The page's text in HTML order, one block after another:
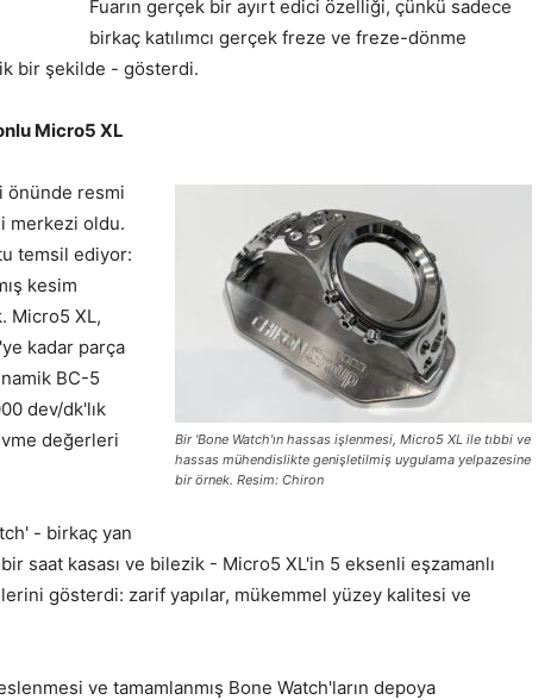
Fuarın gerçek bir ayırt edici özelliği, çünkü sadece
birkaç katılımcı gerçek freze ve freze-dönme
bir şekilde - gösterdi.
Micro5 XL
Bir 'Bone Watch'ın hassas işlenmesi, Micro5 XL ile tıbbi ve
hassas mühendislikte genişletilmiş uygulama yelpazesine
bir örnek. Resim: Chiron
önünde resmi
merkezi oldu.
temsil ediyor:
kesim
Micro5 XL,
kadar parça
BC-5
dev/dk'lık
değerleri
- birkaç yan
saat kasası ve bilezik - Micro5 XL'in 5 eksenli eşzamanlı
gösterdi: zarif yapılar, mükemmel yüzey kalitesi ve
ve tamamlanmış Bone Watch'ların depoya